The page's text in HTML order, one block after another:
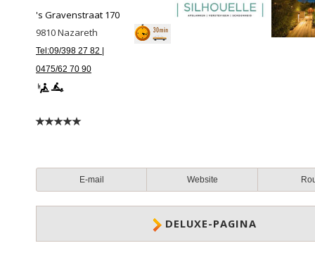
's Gravenstraat 170
9810Nazareth
Tel:09/398 27 82 |
0475/62 70 90
E-mail Website
DELUXE-PAGINA